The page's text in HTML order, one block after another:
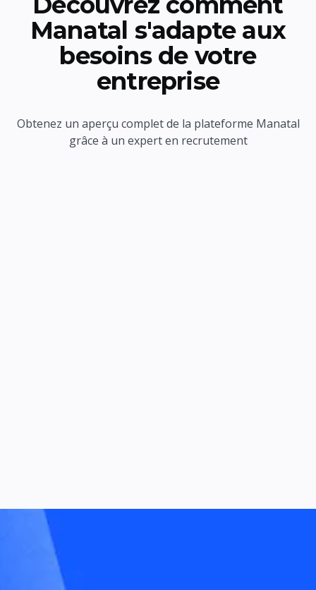
Manatal s'adapte aux
besoins de votre
entreprise
Obtenez un aperçu complet de la plateforme Manatal
grâce à un expert en recrutement